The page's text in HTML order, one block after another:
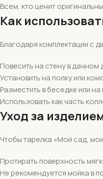
Всем, кто ценит
Как
Благодаря комплектации с
Повесить на стену в
Установить на полку или
Разместить в беседке или
Использовать как часть
Уход за
Чтобы тарелка «Мой сад,
Протирать поверхность
Не рекомендуется мойка в